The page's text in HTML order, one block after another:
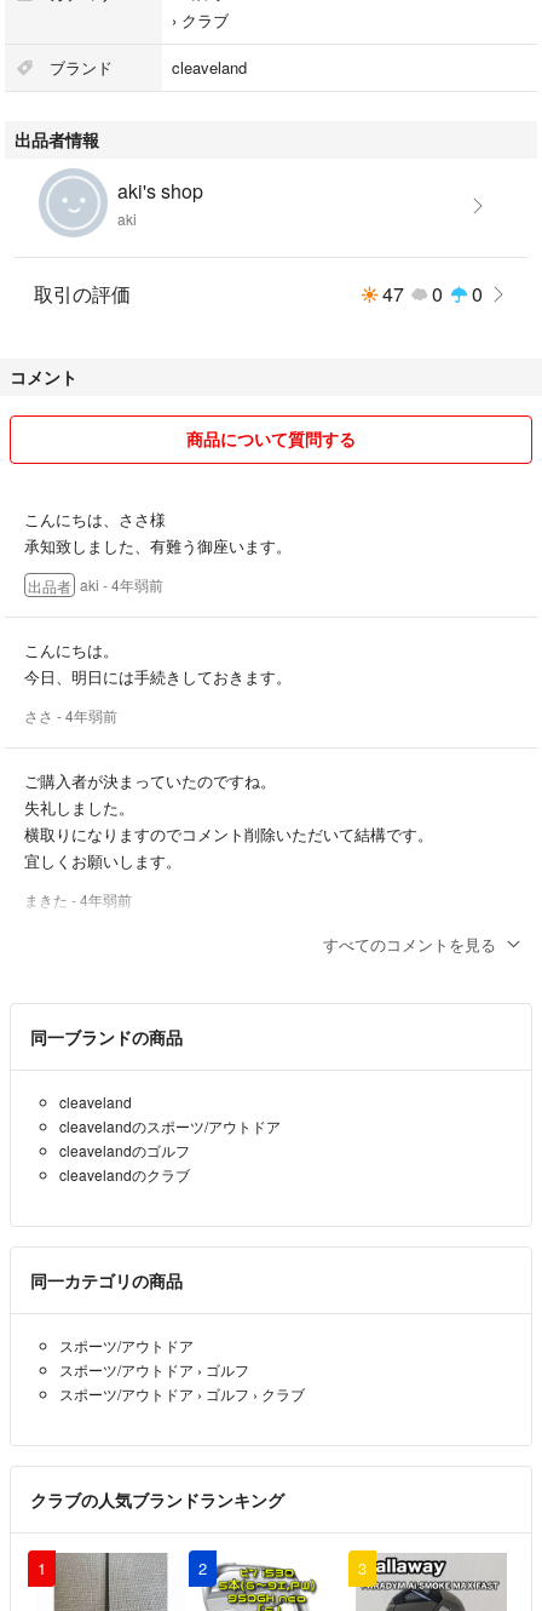
› クラブ
ブランド cleaveland
出品者情報
aki's shop
aki
取引の評価 47 0 0
コメント
商品について質問する
こんにちは、ささ様
承知致しました、有難う御座います。
出品者 aki - 4年弱前
こんにちは。
今日、明日には手続きしておきます。
ささ - 4年弱前
ご購入者が決まっていたのですね。
失礼しました。
横取りになりますのでコメント削除いただいて結構です。
宜しくお願いします。
まきた - 4年弱前
ささ様へ
購入日はいつ頃になりますでしょうか？
ご回答願います、返信がなければ次の方に権利譲渡させて頂きます。
出品者 aki- 4年弱前
すぐにお支払い可能です。
専用に致しますのでなるべく早いうちに購入お願い致します。それで
は失礼します。
こんにちわ。
29,500で購入可能です。
購入は少し待っていただくことは可能でしょうか？
すべてのコメントを見る
同一ブランドの商品
cleaveland
cleavelandのスポーツ/アウトドア
cleavelandのゴルフ
cleavelandのクラブ
同一カテゴリの商品
スポーツ/アウトドア
スポーツ/アウトドア › ゴルフ
スポーツ/アウトドア › ゴルフ › クラブ
クラブの人気ブランドランキング
1 2 3